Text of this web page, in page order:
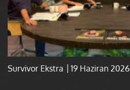
Survivor Ekstra │19 Haziran 2026